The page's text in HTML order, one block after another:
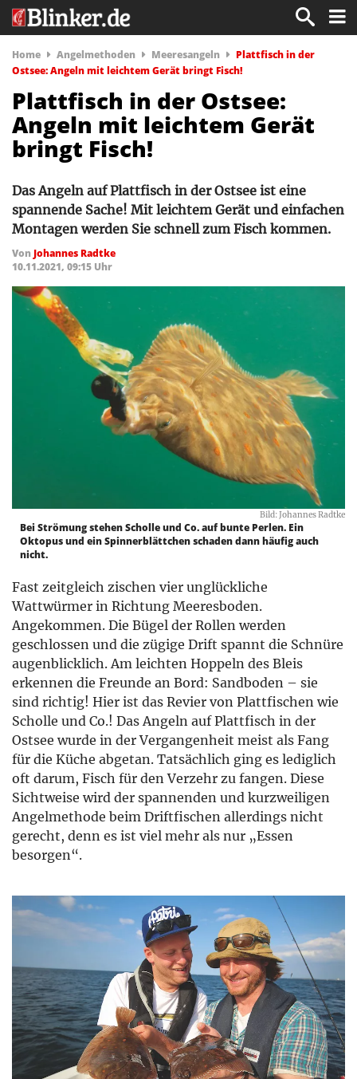
Home Angelmethoden Meeresangeln
Plattfisch in der
Ostsee: Angeln mit leichtem Gerät bringt Fisch!
Plattfisch in der Ostsee:
Angeln mit leichtem Gerät
bringt Fisch!
Das Angeln auf Plattfisch in der Ostsee ist eine
spannende Sache! Mit leichtem Gerät und einfachen
Montagen werden Sie schnell zum Fisch kommen.
Von Johannes Radtke
10.11.2021, 09:15 Uhr
Bild: Johannes Radtke
Bei Strömung stehen Scholle und Co. auf bunte Perlen. Ein
Oktopus und ein Spinnerblättchen schaden dann häufig auch
nicht.
Fast zeitgleich zischen vier unglückliche
Wattwürmer in Richtung Meeresboden.
Angekommen. Die Bügel der Rollen werden
geschlossen und die zügige Drift spannt die Schnüre
augenblicklich. Am leichten Hoppeln des Bleis
erkennen die Freunde an Bord: Sandboden – sie
sind richtig! Hier ist das Revier von Plattfischen wie
Scholle und Co.! Das Angeln auf Plattfisch in der
Ostsee wurde in der Vergangenheit meist als Fang
für die Küche abgetan. Tatsächlich ging es lediglich
oft darum, Fisch für den Verzehr zu fangen. Diese
Sichtweise wird der spannenden und kurzweiligen
Angelmethode beim Driftfischen allerdings nicht
gerecht, denn es ist viel mehr als nur „Essen
besorgen“.